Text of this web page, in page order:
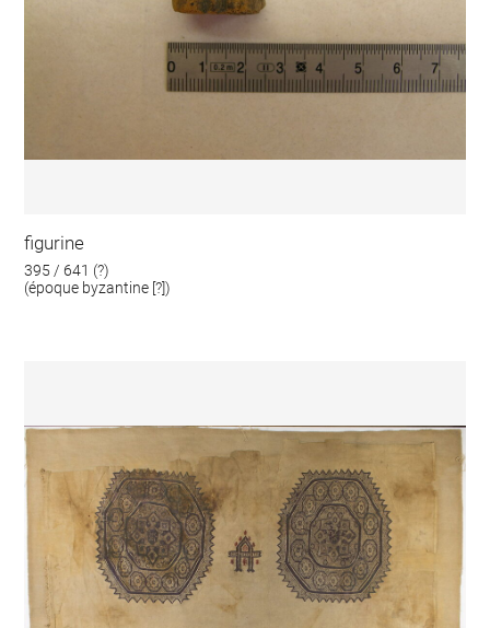
figurine
395 / 641 (?)
(époque byzantine [?])